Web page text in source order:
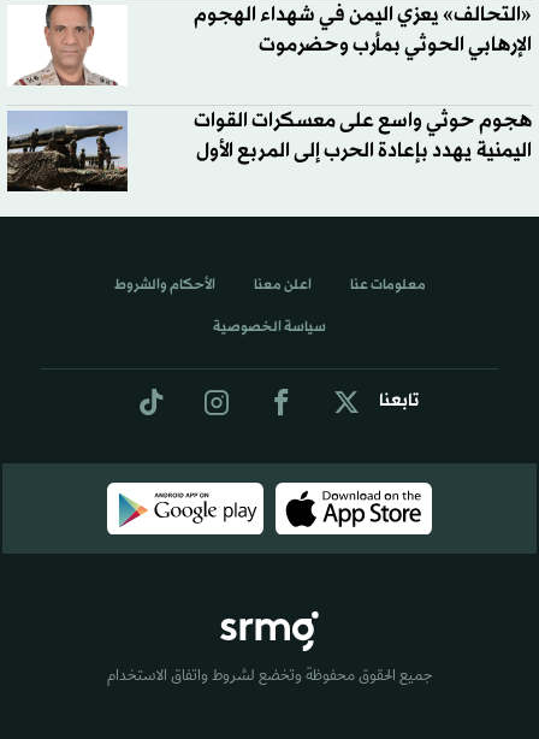
«التحالف» يعزي اليمن في شهداء الهجوم
الإرهابي الحوثي بمأرب وحضرموت
هجوم حوثي واسع على معسكرات القوات
اليمنية يهدد بإعادة الحرب إلى المربع الأول
تابعنا
معلومات عنا اعلن معنا الأحكام والشروط
سياسة الخصوصية
جميع الحقوق محفوظة وتخضع لشروط واتفاق الاستخدام